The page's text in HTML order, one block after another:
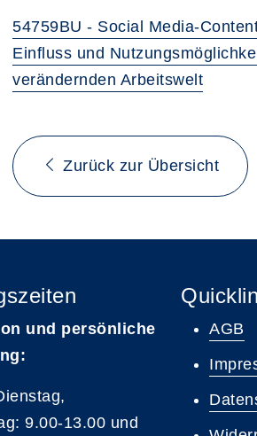
54759BU - Social Media-
Einfluss und
verändernden Arbeitswelt
Zurück zur Übersicht
und persönliche
9.00-13.00 und
AGB